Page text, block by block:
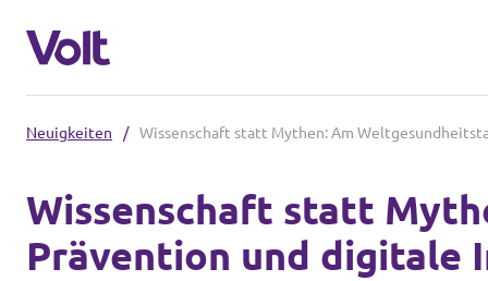
Volt in deinem Bundesland
Volt Deutschland Merchandise Shop
Programm
Neuigkeiten / Wissenschaft statt Mythen: Am
Wissenschaft statt
Prävention und digitale